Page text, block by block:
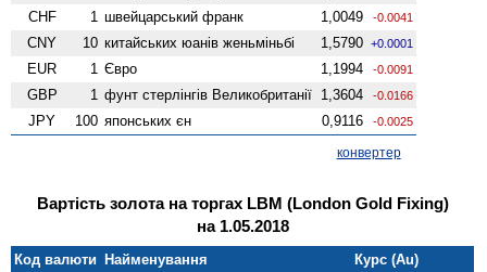
CHF 1 швейцарський франк 1,0049 -0.0041
CNY 10 китайських юанів женьмiньбi 1,5790 +0.0001
EUR 1 Євро 1,1994 -0.0091
GBP 1 фунт стерлінгів Велико­британії 1,3604 -0.0166
JPY 100 японських єн 0,9116 -0.0025
конвертер
Вартість золота на торгах LBM (London Gold Fixing)
на 1.05.2018
Код валюти Найменування
Курс (Au)